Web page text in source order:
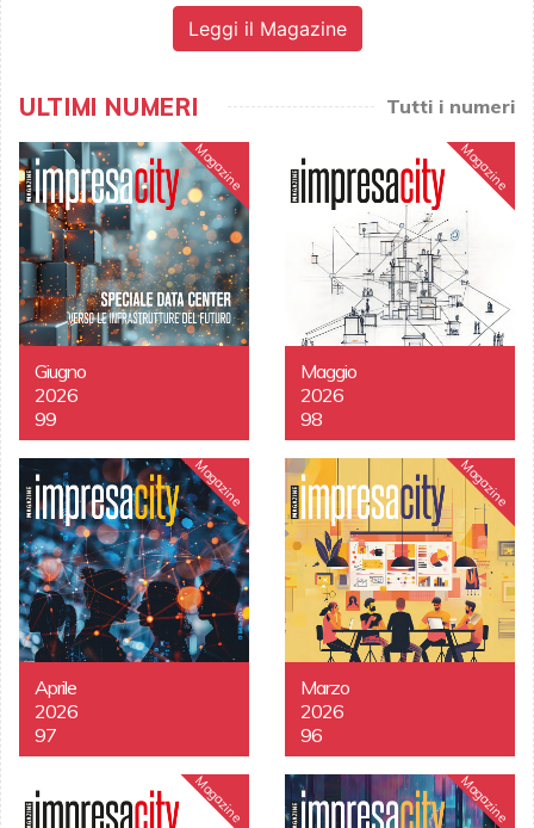
Leggi il Magazine
ULTIMI NUMERI Tutti i numeri
Magazine
Giugno
2026
99
Magazine
Maggio
2026
98
Magazine
Aprile
2026
97
Magazine
Marzo
2026
96
Magazine Magazine